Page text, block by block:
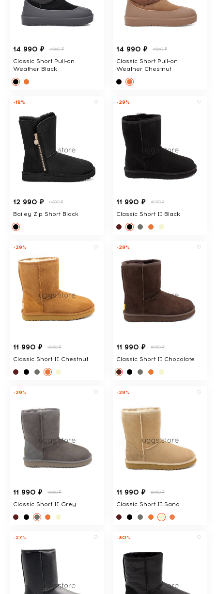
14 990 ₽ 17650 ₽
Classic Short Pull-on
Weather Black
14 990 ₽ 17650 ₽
Classic Short Pull-on
Weather Chestnut
-18%
12 990 ₽ 15690 ₽
Bailey Zip Short Black
-29%
11 990 ₽ 16790 ₽
Classic Short II Black
-29%
11 990 ₽ 16790 ₽
Classic Short II Chestnut
-29%
11 990 ₽ 16790 ₽
Classic Short II Chocolate
-29%
11 990 ₽ 16790 ₽
Classic Short II Grey
-29%
11 990 ₽ 16790 ₽
Classic Short II Sand
-27% -30%